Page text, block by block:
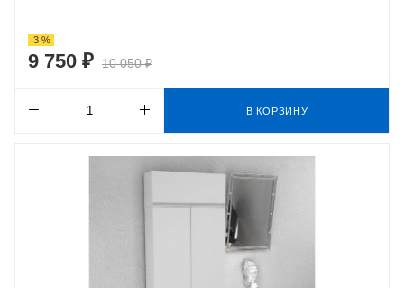
3 %
9 750 ₽ 10 050 ₽
В КОРЗИНУ